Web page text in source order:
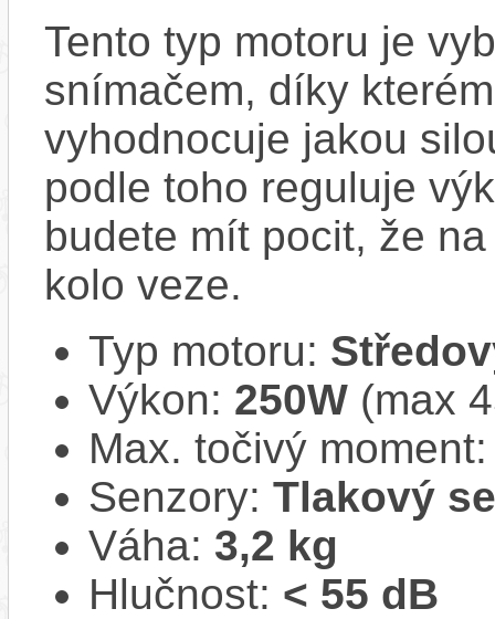
Tento typ motoru je
snímačem, díky
vyhodnocuje jakou
podle toho reguluje
budete mít pocit, že
kolo veze.
Typ motoru:
Výkon: 250W (max
Max. točivý
Senzory: Tlakový
Váha: 3,2 kg
Hlučnost: < 55 dB